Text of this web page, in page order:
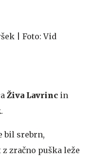
Živa Lavrinc in
.
bil srebrn,
zračno puška leže